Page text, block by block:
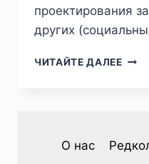
проектирования
других
ЧИТАЙТЕ ДАЛЕЕПИЖ
С.
О нас